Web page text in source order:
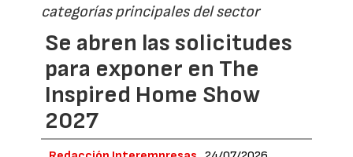
categorías principales del sector
Se abren las solicitudes
para exponer en The
Inspired Home Show
2027